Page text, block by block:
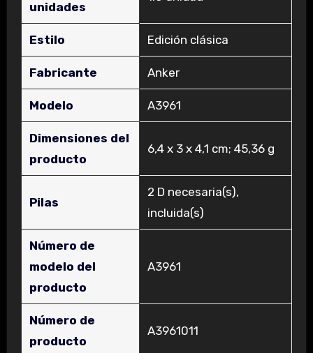
unidades
Estilo ‎Edición clásica
Fabricante ‎Anker
Modelo ‎A3961
Dimensiones del
producto
‎6,4 x 3 x 4,1 cm; 45,36 g
Pilas
‎2 D necesaria(s),
incluida(s)
Número de
modelo del
producto
‎A3961
Número de
producto
‎A3961011